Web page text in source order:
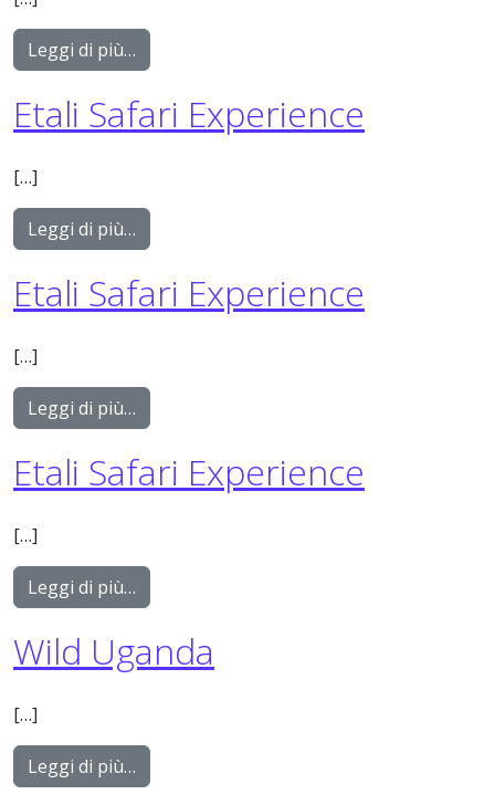
Leggi di più…
Etali Safari Experience
[…]
Leggi di più…
Etali Safari Experience
[…]
Leggi di più…
Etali Safari Experience
[…]
Leggi di più…
Wild Uganda
[…]
Leggi di più…